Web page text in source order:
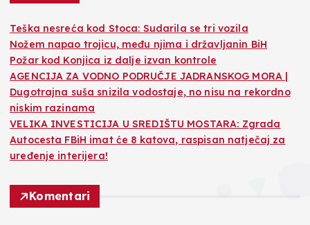
Teška nesreća kod Stoca: Sudarila se tri vozila
Nožem napao trojicu, među njima i državljanin BiH
Požar kod Konjica iz dalje izvan kontrole
AGENCIJA ZA VODNO PODRUČJE JADRANSKOG MORA |
Dugotrajna suša snizila vodostaje, no nisu na rekordno
niskim razinama
VELIKA INVESTICIJA U SREDIŠTU MOSTARA: Zgrada
Autocesta FBiH imat će 8 katova, raspisan natječaj za
uređenje interijera!
Komentari